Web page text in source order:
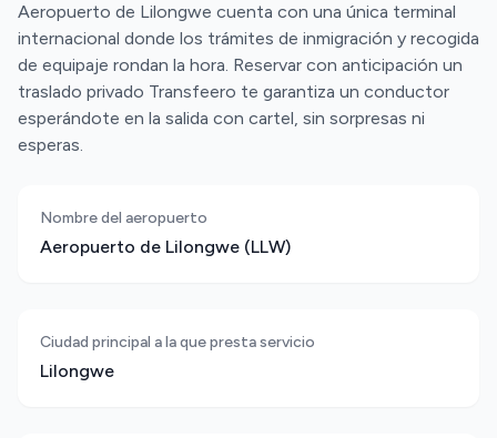
Aeropuerto de Lilongwe cuenta con una única terminal
internacional donde los trámites de inmigración y recogida
de equipaje rondan la hora. Reservar con anticipación un
traslado privado Transfeero te garantiza un conductor
esperándote en la salida con cartel, sin sorpresas ni
esperas.
Nombre del aeropuerto
Aeropuerto de Lilongwe (LLW)
Ciudad principal a la que presta servicio
Lilongwe